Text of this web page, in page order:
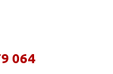
064